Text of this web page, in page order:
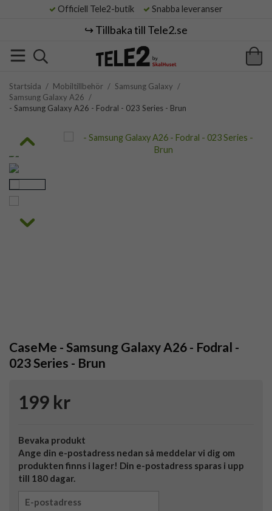
Officiell Tele2-butik Snabba leveranser
↪️ Tillbaka till Tele2.se
Startsida / Mobiltillbehör / Samsung Galaxy /
Samsung Galaxy A26 /
- Samsung Galaxy A26 - Fodral - 023 Series - Brun
CaseMe - Samsung Galaxy A26 - Fodral -
023 Series - Brun
199 kr
Bevaka produkt
Ange din e-postadress nedan så meddelar vi dig om
produkten finns i lager! Din e-postadress sparas i upp
till 180 dagar.